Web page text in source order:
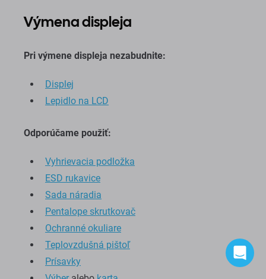
Výmena displeja
Pri výmene displeja nezabudnite:
Displej
Lepidlo na LCD
Odporúčame použiť:
Vyhrievacia podložka
ESD rukavice
Sada náradia
Pentalope skrutkovač
Ochranné okuliare
Teplovzdušná pištoľ
Prísavky